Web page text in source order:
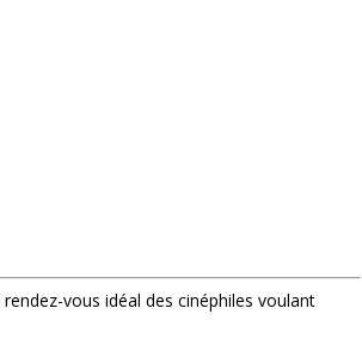
vous idéal des cinéphiles voulant